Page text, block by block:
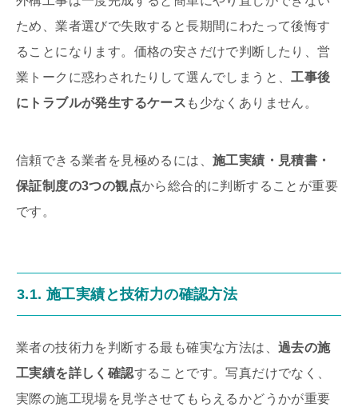
ため、業者選びで失敗すると長期間にわたって後悔す
ることになります。価格の安さだけで判断したり、営
業トークに惑わされたりして選んでしまうと、工事後
にトラブルが発生するケース も少なくありません。
信頼できる業者を見極めるには、 施工実績・見積書・
保証制度の3つの観点から総合的に判断することが重要
です。
3.1. 施工実績と技術力の確認方法
業者の技術力を判断する最も確実な方法は、 過去の施
工実績を詳しく確認することです。写真だけでなく、
実際の施工現場を見学させてもらえるかどうかが重要